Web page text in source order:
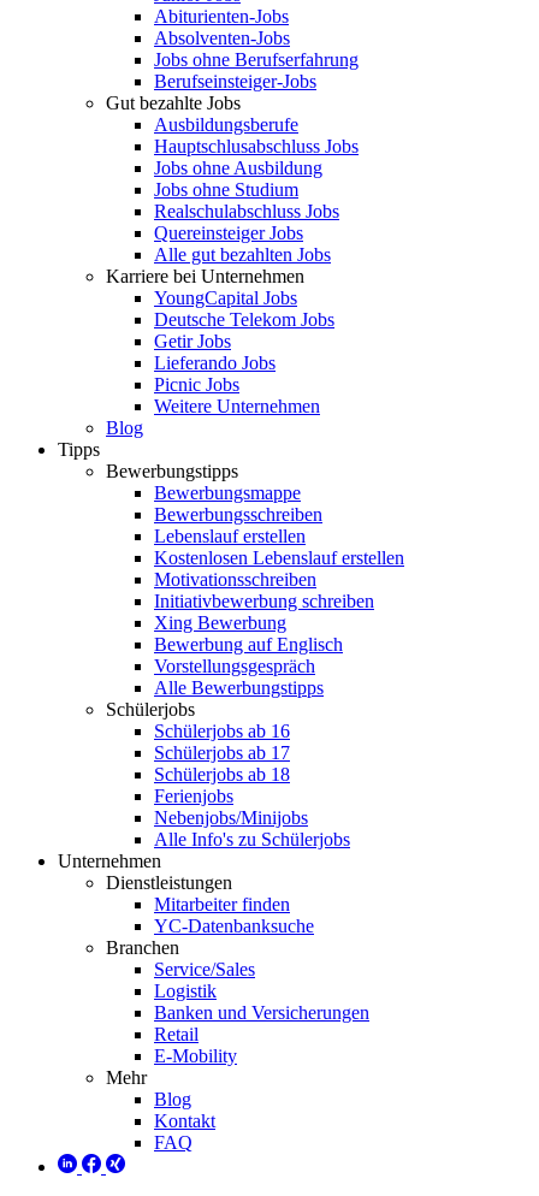
Abiturienten-Jobs
Absolventen-Jobs
Jobs ohne Berufserfahrung
Berufseinsteiger-Jobs
Gut bezahlte Jobs
Ausbildungsberufe
Hauptschlusabschluss Jobs
Jobs ohne Ausbildung
Jobs ohne Studium
Realschulabschluss Jobs
Quereinsteiger Jobs
Alle gut bezahlten Jobs
Karriere bei Unternehmen
YoungCapital Jobs
Deutsche Telekom Jobs
Getir Jobs
Lieferando Jobs
Picnic Jobs
Weitere Unternehmen
Blog
Tipps
Bewerbungstipps
Bewerbungsmappe
Bewerbungsschreiben
Lebenslauf erstellen
Kostenlosen Lebenslauf erstellen
Motivationsschreiben
Initiativbewerbung schreiben
Xing Bewerbung
Bewerbung auf Englisch
Vorstellungsgespräch
Alle Bewerbungstipps
Schülerjobs
Schülerjobs ab 16
Schülerjobs ab 17
Schülerjobs ab 18
Ferienjobs
Nebenjobs/Minijobs
Alle Info's zu Schülerjobs
Unternehmen
Dienstleistungen
Mitarbeiter finden
YC-Datenbanksuche
Branchen
Service/Sales
Logistik
Banken und Versicherungen
Retail
E-Mobility
Mehr
Blog
Kontakt
FAQ